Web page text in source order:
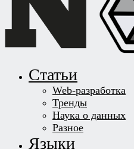
Статьи
Web-разработка
Тренды
Наука о данных
Разное
Языки